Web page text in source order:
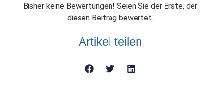
Bisher keine Bewertungen! Seien Sie der Erste, der
diesen Beitrag bewertet.
Artikel teilen